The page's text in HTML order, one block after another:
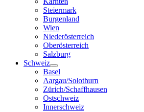
Steiermark
Burgenland
Wien
Niederösterreich
Oberösterreich
Salzburg
Schweiz
Basel
Aargau/Solothurn
Zürich/Schaffhausen
Ostschweiz
Innerschweiz